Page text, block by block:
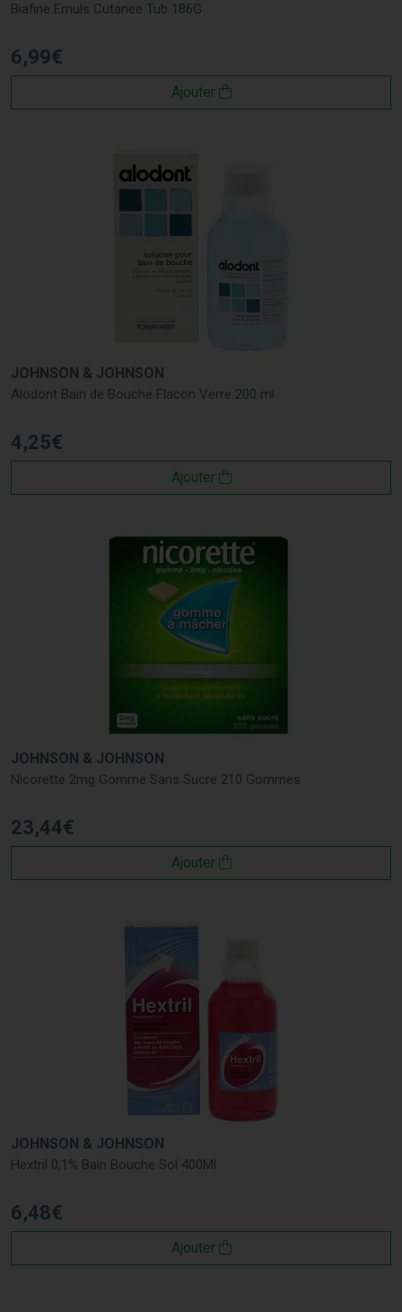
Biafine Emuls Cutanee Tub 186G
6,99€
Ajouter
JOHNSON & JOHNSON
Alodont Bain de Bouche Flacon Verre 200 ml
4,25€
Ajouter
JOHNSON & JOHNSON
Nicorette 2mg Gomme Sans Sucre 210 Gommes
23,44€
Ajouter
JOHNSON & JOHNSON
Hextril 0,1% Bain Bouche Sol 400Ml
6,48€
Ajouter